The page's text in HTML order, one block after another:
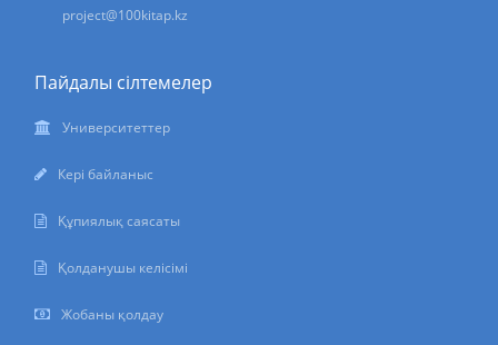
project@100kitap.kz
Пайдалы сілтемелер
Университеттер
Кері байланыс
Құпиялық саясаты
Қолданушы келісімі
Жобаны қолдау